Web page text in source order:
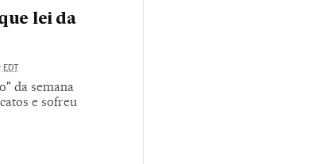
lei da
EDT
da semana
e sofreu